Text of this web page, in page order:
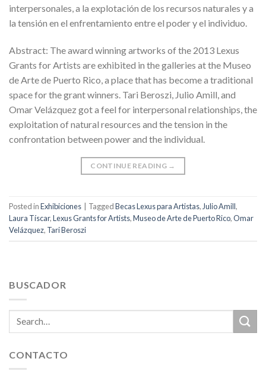
interpersonales, a la explotación de los recursos naturales y a
la tensión en el enfrentamiento entre el poder y el individuo.
Abstract: The award winning artworks of the 2013 Lexus
Grants for Artists are exhibited in the galleries at the Museo
de Arte de Puerto Rico, a place that has become a traditional
space for the grant winners. Tari Beroszi, Julio Amill, and
Omar Velázquez got a feel for interpersonal relationships, the
exploitation of natural resources and the tension in the
confrontation between power and the individual.
CONTINUE READING →
Posted inExhibiciones TaggedBecas Lexus para Artistas,Julio Amill,
Laura Tíscar,Lexus Grants for Artists,Museo de Arte de Puerto Rico,Omar
Velázquez, Tari Beroszi
BUSCADOR
CONTACTO